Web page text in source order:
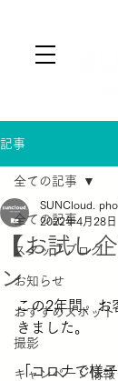
記事
全ての記事
スタッフブログ
お知らせ
おすすめスポット
撮影
キャンペーン情報
全ての記事
【お試し
ン
SUNCloud.
2022年4月28日
この2年間、お
きました。
「コロナで様